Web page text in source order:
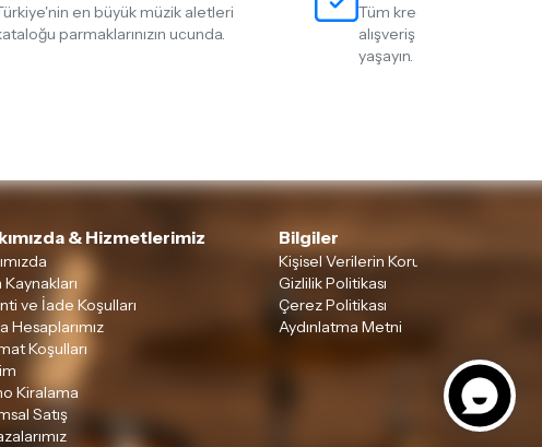
en büyük müzik aletleri
parmaklarınızın ucunda.
Tüm kredi kartlarına 12
alışveriş yapmanın
yaşayın.
& Hizmetlerimiz
Kaynakları
ve İade Koşulları
Hesaplarımız
Koşulları
Kiralama
Satış
Bilgiler
Kişisel Verilerin Korunması
Gizlilik Politikası
Çerez Politikası
Aydınlatma Metni